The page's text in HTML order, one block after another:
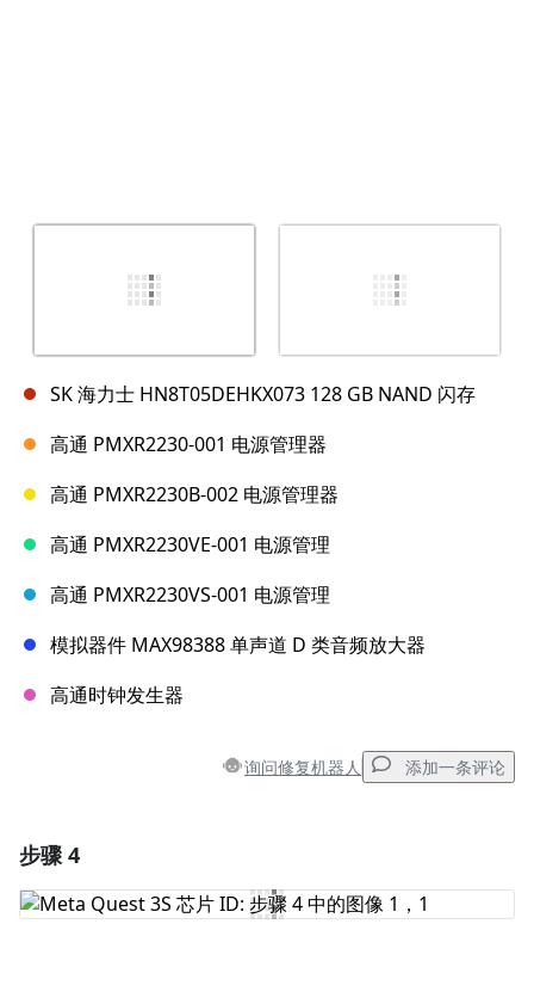
SK 海力士 HN8T05DEHKX073 128 GB NAND 闪存
高通 PMXR2230-001 电源管理器
高通 PMXR2230B-002 电源管理器
高通 PMXR2230VE-001 电源管理
高通 PMXR2230VS-001 电源管理
模拟器件 MAX98388 单声道 D 类音频放大器
高通时钟发生器
询问修复机器人 添加一条评论
添加评论
步骤 4